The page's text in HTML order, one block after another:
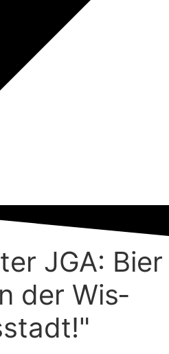
JGA: Bier
der Wis­